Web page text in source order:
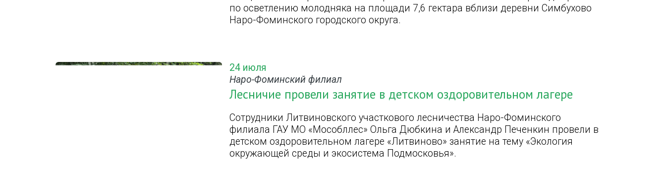
по осветлению молодняка на площади 7,6 гектара вблизи деревни Симбухово
Наро-Фоминского городского округа.
24 июля
Наро-Фоминский филиал
Лесничие провели занятие в детском оздоровительном лагере
Сотрудники Литвиновского участкового лесничества Наро-Фоминского
филиала ГАУ МО «Мособллес» Ольга Дюбкина и Александр Печенкин провели в
детском оздоровительном лагере «Литвиново» занятие на тему «Экология
окружающей среды и экосистема Подмосковья».